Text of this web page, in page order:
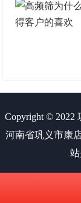
Copyright © 2022
河南省巩义市康